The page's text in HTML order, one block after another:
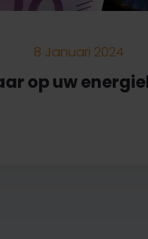
8 Januari 2024
op uw